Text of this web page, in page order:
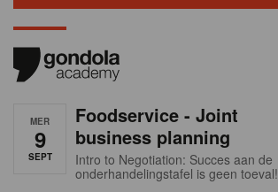
MER
9
SEPT
Foodservice - Joint
business planning
Intro to Negotiation: Succes aan de
onderhandelingstafel is geen toeval!